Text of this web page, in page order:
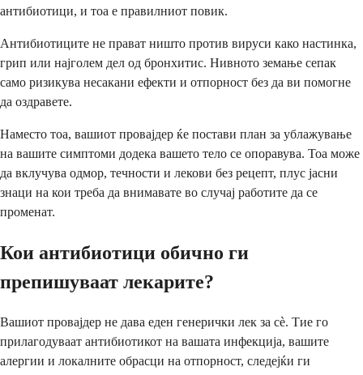
антибиотици, и тоа е правилниот повик.
Антибиотиците не прават ништо против вируси како настинка,
грип или најголем дел од бронхитис. Нивното земање сепак
само ризикува несакани ефекти и отпорност без да ви помогне
да оздравете.
Наместо тоа, вашиот провајдер ќе постави план за ублажување
на вашите симптоми додека вашето тело се опоравува. Тоа може
да вклучува одмор, течности и лекови без рецепт, плус јасни
знаци на кои треба да внимавате во случај работите да се
променат.
Кои антибиотици обично ги
препишуваат лекарите?
Вашиот провајдер не дава еден генерички лек за сè. Тие го
прилагодуваат антибиотикот на вашата инфекција, вашите
алергии и локалните обрасци на отпорност, следејќи ги